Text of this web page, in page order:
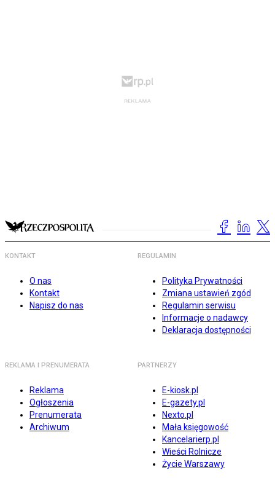
KONTAKT
O nas
Kontakt
Napisz do nas
REGULAMIN
Polityka Prywatności
Zmiana ustawień zgód
Regulamin serwisu
Informacje o nadawcy
Deklaracja dostępności
REKLAMA I PRENUMERATA
Reklama
Ogłoszenia
Prenumerata
Archiwum
PARTNERZY
E-kiosk.pl
E-gazety.pl
Nexto.pl
Mała księgowość
Kancelarierp.pl
Wieści Rolnicze
Życie Warszawy